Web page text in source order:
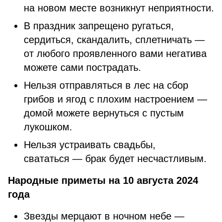
на новом месте возникнут неприятности.
В праздник запрещено ругаться,
сердиться, скандалить, сплетничать —
от любого проявленного вами негатива
можете сами пострадать.
Нельзя отправляться в лес на сбор
грибов и ягод с плохим настроением —
домой можете вернуться с пустым
лукошком.
Нельзя устраивать свадьбы,
свататься — брак будет несчастливым.
Народные приметы на 10 августа 2024
года
Звезды мерцают в ночном небе —